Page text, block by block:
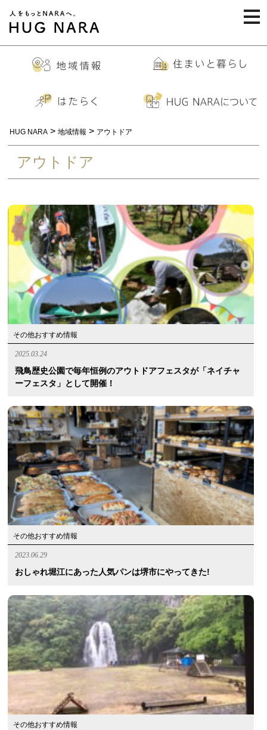
HUG NARA > 地域情報 > アウトドア
アウトドア
その他おすすめ情報
2025.03.24
飛鳥歴史公園で毎年恒例のアウトドアフェスタが「ネイチャ
ーフェスタ」として開催！
その他おすすめ情報
2023.06.29
おしゃれ堀江にあった人気パンは堺市にやってきた!
その他おすすめ情報